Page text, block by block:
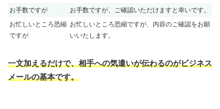
お手数ですが
お手数ですが、ご確認いただけますと幸いです。
お忙しいところ恐縮
ですが
お忙しいところ恐縮ですが、内容のご確認をお願
いいたします。
一文加えるだけで、相手への気遣いが伝わるのがビジネス
メールの基本です。